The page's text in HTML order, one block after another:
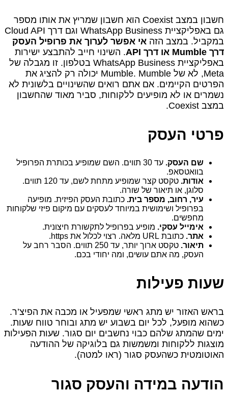
חשבון במצב Coexist הוא חשבון שמריץ את אותו מספר
גם באפליקציית WhatsApp Business וגם דרך Cloud API
במקביל. במצב הזה אי אפשר לערוך את פרופיל העסק
דרך Mumble או דרך API
. השינוי חייב להתבצע ישירות
באפליקציית WhatsApp Business בטלפון. זו מגבלה של
Meta, לא של Mumble. Mumble יכולה רק להציג את
הפרטים הקיימים. אם אתם רואים שהשינויים בלשונית לא
נשמרים או לא מופיעים ללקוחות, סביר מאוד שהחשבון
במצב Coexist.
פרטי העסק
שם העסק.
עד 30 תווים. השם שמופיע בכותרת הפרופיל
בוואטסאפ.
אודות.
טקסט קצר שמופיע מתחת לשם, עד 120 תווים.
סלוגן, או תיאור של שורה.
עיר, רחוב, מספר בית. כתובת העסק הפיזית. מופיעה
בפרופיל ושימושית במיוחד לעסקים עם מיקום פיזי שלקוחות
מחפשים.
אימייל עסקי. מופיע בפרופיל לתקשורת חיצונית.
אתר. כתובת URL מלאה. רצוי לכלול את https.
תיאור.
טקסט ארוך יותר, עד 250 תווים. הסבר רחב על
העסק, מה אתם עושים, ומה יחודי בכם.
שעות פעילות
בראש האזור יש מתג ראשי שמפעיל או מכבה את הפיצ’ר.
כשהוא מופעל, לכל יום בשבוע יש מתג ובוחר טווח שעות.
ימים שהמתג שלהם כבוי נחשבים יום סגור. שעות הפעילות
מוצגות ללקוחות ומשמשות גם בלוגיקה של ההודעה
האוטומטית כשהעסק סגור (ראו למטה).
הודעה במידה והעסק סגור